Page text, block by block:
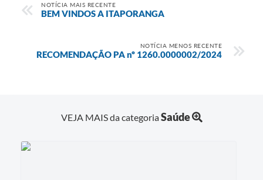
NOTÍCIA MAIS RECENTE
BEM VINDOS A ITAPORANGA
NOTÍCIA MENOS RECENTE
RECOMENDAÇÃO PA nº 1260.0000002/2024
VEJA MAIS da categoriaSaúde